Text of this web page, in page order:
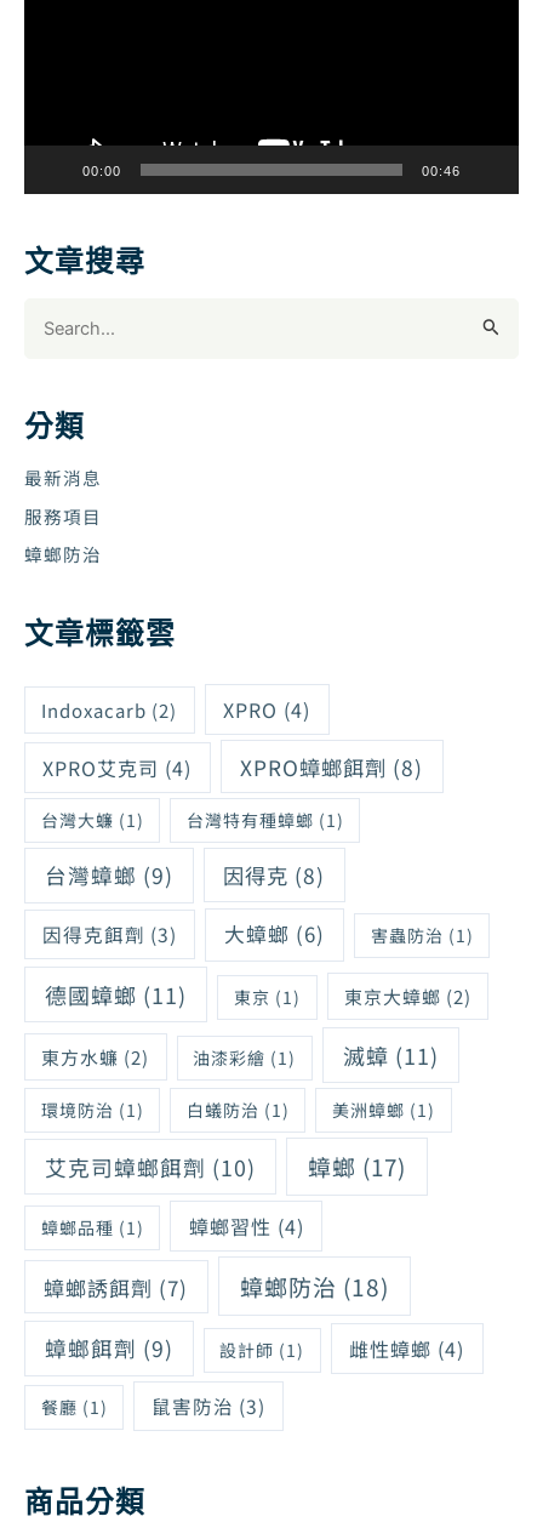
00:00 00:46
文章搜尋
字
分類
最新消息
服務項目
蟑螂防治
文章標籤雲
Indoxacarb (2) XPRO (4)
XPRO艾克司 (4) XPRO蟑螂餌劑 (8)
台灣大蠊 (1) 台灣特有種蟑螂 (1)
台灣蟑螂 (9) 因得克 (8)
因得克餌劑 (3) 大蟑螂 (6) 害蟲防治 (1)
德國蟑螂 (11) 東京 (1) 東京大蟑螂 (2)
東方水蠊 (2) 油漆彩繪 (1) 滅蟑 (11)
環境防治 (1) 白蟻防治 (1) 美洲蟑螂 (1)
艾克司蟑螂餌劑 (10) 蟑螂 (17)
蟑螂品種 (1) 蟑螂習性 (4)
蟑螂誘餌劑 (7) 蟑螂防治 (18)
蟑螂餌劑 (9) 設計師 (1) 雌性蟑螂 (4)
餐廳 (1) 鼠害防治 (3)
商品分類